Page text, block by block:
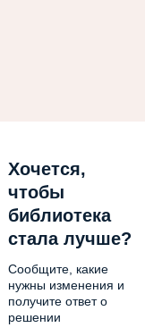
Хочется,
чтобы
библиотека
стала лучше?
Сообщите, какие
нужны изменения и
получите ответ о
решении